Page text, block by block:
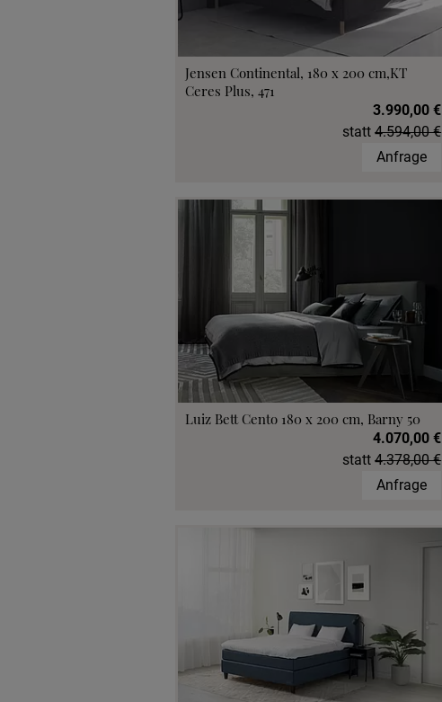
Jensen Continental, 180 x 200 cm,KT
Ceres Plus, 471
3.990,00 €
statt4.594,00 €
Anfrage
Luiz Bett Cento 180 x 200 cm, Barny 50
4.070,00 €
statt4.378,00 €
Anfrage